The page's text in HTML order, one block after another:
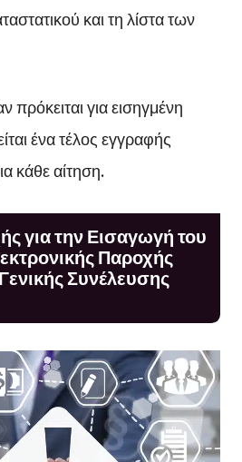
και τη λίστα των
πρόκειται για εισηγμένη
ένα τέλος εγγραφής
κάθε αίτηση.
για την Εισαγωγή του
Παροχής
Συνέλευσης